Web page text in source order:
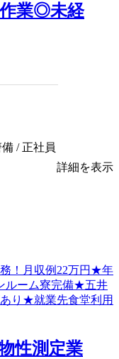
業◎未経
/ 正社員
詳細を表示
性測定業